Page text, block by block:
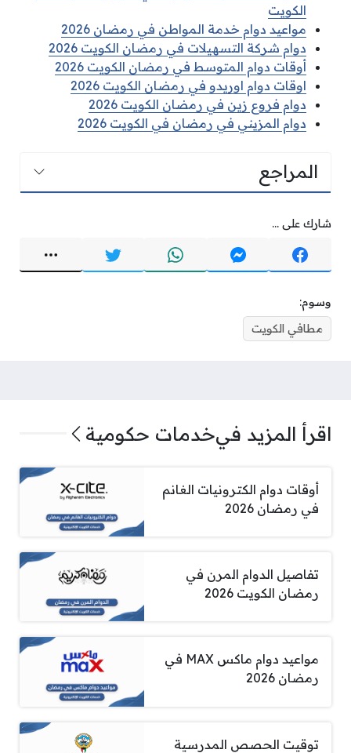
الكويت
مواعيد دوام خدمة المواطن في رمضان 2026
دوام شركة التسهيلات في رمضان الكويت 2026
أوقات دوام المتوسط في رمضان الكويت 2026
اوقات دوام اوريدو في رمضان الكويت 2026
دوام فروع زين في رمضان الكويت 2026
دوام المزيني في رمضان في الكويت 2026
المراجع
شارك على ...
وسوم:
مطافي الكويت
اقرأ المزيد فيخدمات حكومية
أوقات دوام الكترونيات الغانم
في رمضان 2026
تفاصيل الدوام المرن في
رمضان الكويت 2026
مواعيد دوام ماكس MAX في
رمضان 2026
توقيت الحصص المدرسية